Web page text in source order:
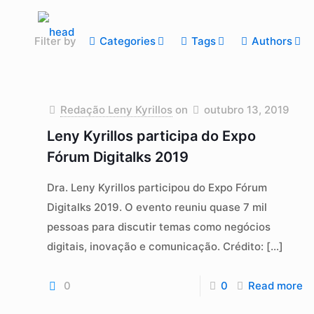
Filter by Categories Tags Authors
Redação Leny Kyrillos on outubro 13, 2019
Leny Kyrillos participa do Expo
Fórum Digitalks 2019
Dra. Leny Kyrillos participou do Expo Fórum
Digitalks 2019. O evento reuniu quase 7 mil
pessoas para discutir temas como negócios
digitais, inovação e comunicação. Crédito: […]
0 0 Read more